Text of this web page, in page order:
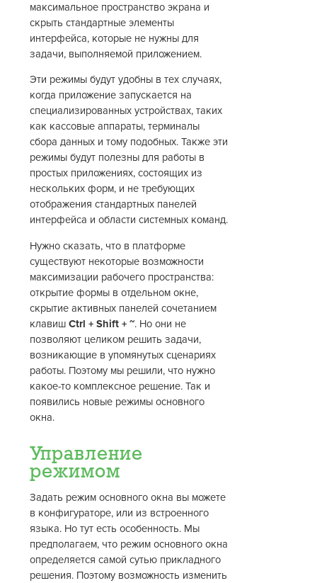
максимальное пространство экрана и
скрыть стандартные элементы
интерфейса, которые не нужны для
задачи, выполняемой приложением.
Эти режимы будут удобны в тех случаях,
когда приложение запускается на
специализированных устройствах, таких
как кассовые аппараты, терминалы
сбора данных и тому подобных. Также эти
режимы будут полезны для работы в
простых приложениях, состоящих из
нескольких форм, и не требующих
отображения стандартных панелей
интерфейса и области системных команд.
Нужно сказать, что в платформе
существуют некоторые возможности
максимизации рабочего пространства:
открытие формы в отдельном окне,
скрытие активных панелей сочетанием
клавишCtrl + Shift + ~. Но они не
позволяют целиком решить задачи,
возникающие в упомянутых сценариях
работы. Поэтому мы решили, что нужно
какое-то комплексное решение. Так и
появились новые режимы основного
окна.
Управление
режимом
Задать режим основного окна вы можете
в конфигураторе, или из встроенного
языка. Но тут есть особенность. Мы
предполагаем, что режим основного окна
определяется самой сутью прикладного
решения. Поэтому возможность изменить